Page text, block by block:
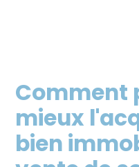
Comment
mieux
bien